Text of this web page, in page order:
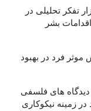
تفکر تحلیلی در
بشر
موثر فرد در بهبود
های فلسفی
زمینه نیکوکاری